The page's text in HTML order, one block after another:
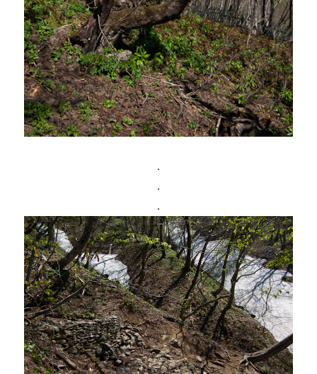
.
.
.